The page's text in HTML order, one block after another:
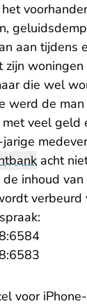
aan tijdens
zijn
die wel
werd de
veel geld
acht
inhoud
verbeurd
- U
voor